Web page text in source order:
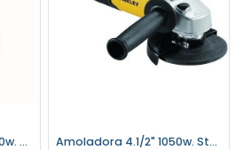
Amoladora Angular 600w. W EINHELL RT-AG115 Amoladora 4.1/2" 1050w. Stanley SGS1045